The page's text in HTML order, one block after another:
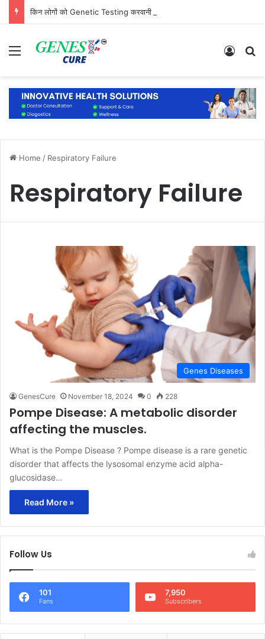
Menu Log In
Home / Respiratory Failure
Respiratory Failure
Genes Diseases
GenesCure November 18, 2024 0 228
Pompe Disease: A metabolic disorder
affecting the muscles.
What is the Pompe Disease ? Pompe disease is a rare genetic
disorder that affects the lysosomal enzyme acid alpha-
glucosidase…
Read More »
Follow Us
101
Fans
7,950
Subscribers